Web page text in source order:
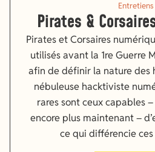
Entretiens
Pirates &
Pirates et Corsaires
utilisés avant la 1re Guerre
afin de définir la nature des
nébuleuse hacktiviste
rares sont ceux capables
encore plus maintenant –
ce qui différencie